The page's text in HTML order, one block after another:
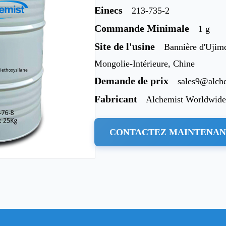
Einecs 213-735-2
Commande Minimale 1 g
Site de l'usine
Bannière
Mongolie-Intérieure, Chine
Demande de prix
Fabricant Alchemist
CONTACTEZ